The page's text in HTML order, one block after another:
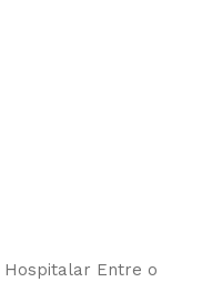
Hospitalar Entre o